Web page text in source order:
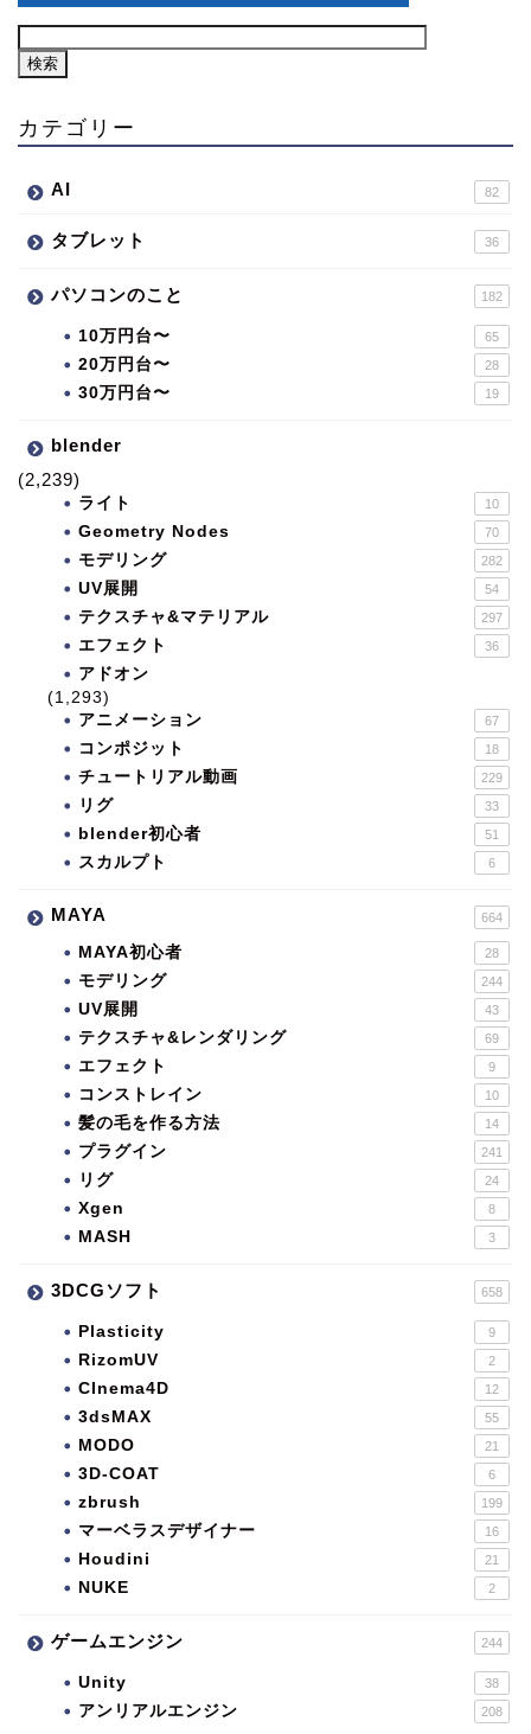
カテゴリー
AI 82
タブレット 36
パソコンのこと 182
10万円台〜 65
20万円台〜 28
30万円台〜 19
blender
(2,239)
ライト 10
Geometry Nodes 70
モデリング 282
UV展開 54
テクスチャ&マテリアル 297
エフェクト 36
アドオン
(1,293)
アニメーション
67
コンポジット 18
チュートリアル動画 229
リグ 33
blender初心者 51
スカルプト 6
MAYA 664
MAYA初心者 28
モデリング 244
UV展開 43
テクスチャ&レンダリング 69
エフェクト 9
コンストレイン 10
髪の毛を作る方法 14
プラグイン 241
リグ 24
Xgen 8
MASH 3
3DCGソフト 658
Plasticity 9
RizomUV 2
CInema4D 12
3dsMAX 55
MODO 21
3D-COAT 6
zbrush 199
マーベラスデザイナー 16
Houdini 21
NUKE 2
ゲームエンジン 244
Unity 38
アンリアルエンジン 208